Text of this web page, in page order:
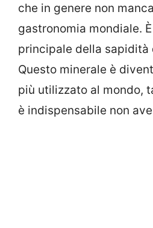
che in genere non
gastronomia mondiale.
principale della sapidità
Questo minerale è
più utilizzato al mondo,
è indispensabile non